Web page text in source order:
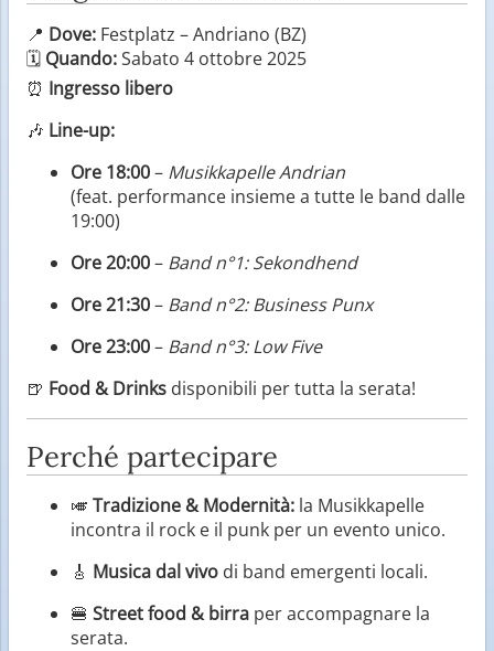
📍 Dove: Festplatz – Andriano (BZ)
🗓 Quando:Sabato 4 ottobre 2025
⏰ Ingresso libero
🎶 Line-up:
Ore 18:00– Musikkapelle Andrian
(feat. performance insieme a tutte le band dalle
19:00)
Ore 20:00– Band n°1: Sekondhend
Ore 21:30– Band n°2: Business Punx
Ore 23:00– Band n°3: Low Five
🍺 Food & Drinks disponibili per tutta la serata!
Perché partecipare
🎺 Tradizione & Modernità: la Musikkapelle
incontra il rock e il punk per un evento unico.
🎸 Musica dal vivo di band emergenti locali.
🍔 Street food & birra per accompagnare la
serata.